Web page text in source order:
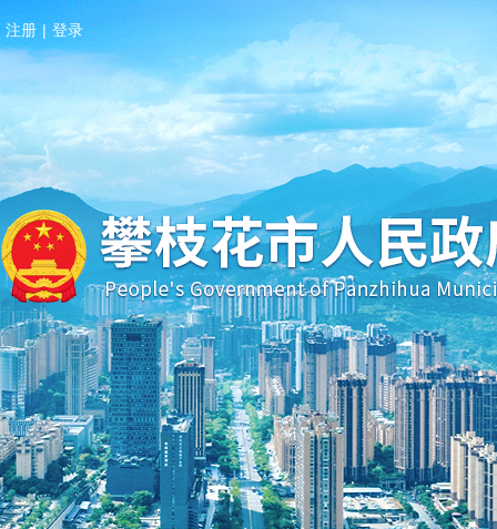
注册 | 登录